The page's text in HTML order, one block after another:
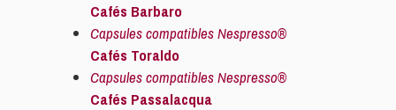
Cafés Barbaro
Capsules compatibles Nespresso®
Cafés Toraldo
Capsules compatibles Nespresso®
Cafés Passalacqua